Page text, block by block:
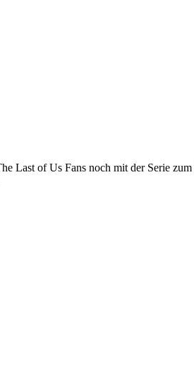
Last of Us Fans noch mit der Serie